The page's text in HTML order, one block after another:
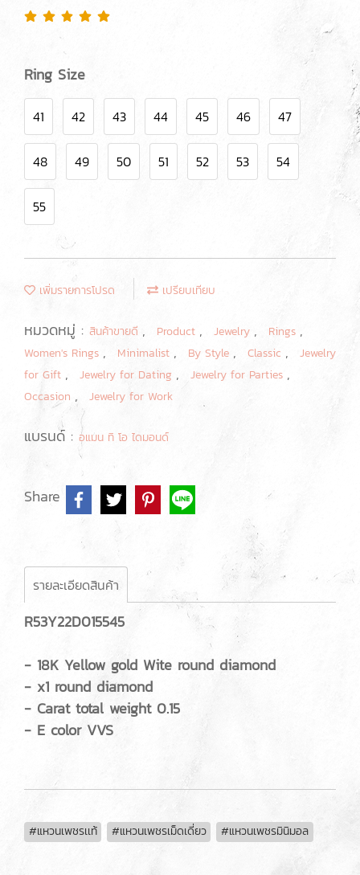
Ring Size
41 42 43 44 45 46 47
48 49 50 51 52 53 54
55
เพิ่มรายการโปรด เปรียบเทียบ
หมวดหมู่ : สินค้าขายดี , Product , Jewelry , Rings ,
Women's Rings , Minimalist , By Style , Classic ,
Jewelry
for Gift , Jewelry for Dating , Jewelry for Parties ,
Occasion , Jewelry for Work
แบรนด์ : อแมน ทิ โอ ไดมอนด์
Share
รายละเอียดสินค้า
R53Y22D015545
- 18K Yellow gold Wite round diamond
- x1 round diamond
- Carat total weight 0.15
- E color VVS
#แหวนเพชรเเท้ #แหวนเพชรเม็ดเดี่ยว #แหวนเพชรมินิมอล